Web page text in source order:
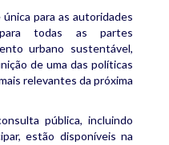
para as autoridades
todas as partes
urbano sustentável,
de uma das políticas
relevantes da próxima
pública, incluindo
estão disponíveis na